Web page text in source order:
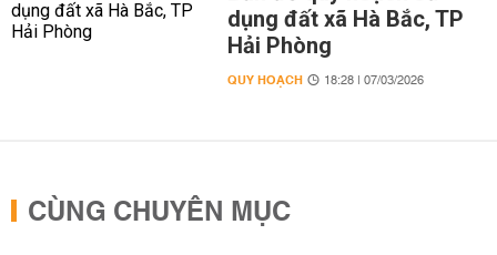
dụng đất xã Hà Bắc, TP
Hải Phòng
QUY HOẠCH 18:28 | 07/03/2026
CÙNG CHUYÊN MỤC